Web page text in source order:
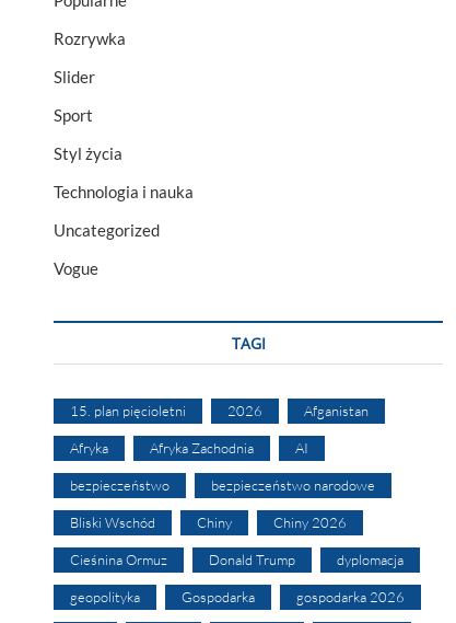
Rozrywka
Slider
Sport
Styl życia
Technologia i nauka
Uncategorized
Vogue
TAGI
15. plan pięcioletni 2026 Afganistan
Afryka Afryka Zachodnia AI
bezpieczeństwo bezpieczeństwo narodowe
Bliski Wschód Chiny Chiny 2026
Cieśnina Ormuz Donald Trump dyplomacja
geopolityka Gospodarka gospodarka 2026